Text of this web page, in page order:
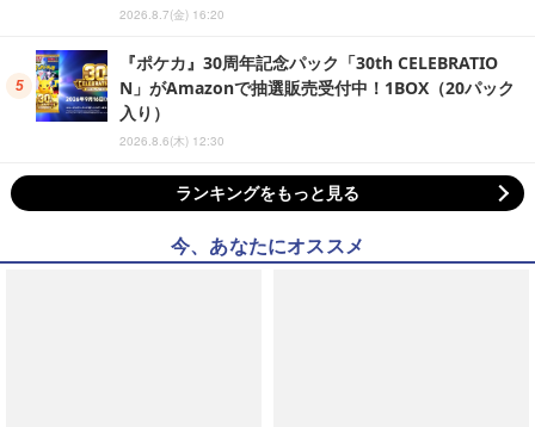
2026.8.7(金) 16:20
『ポケカ』30周年記念パック「30th CELEBRATIO
N」がAmazonで抽選販売受付中！1BOX（20パック
入り）
2026.8.6(木) 12:30
ランキングをもっと見る
今、あなたにオススメ